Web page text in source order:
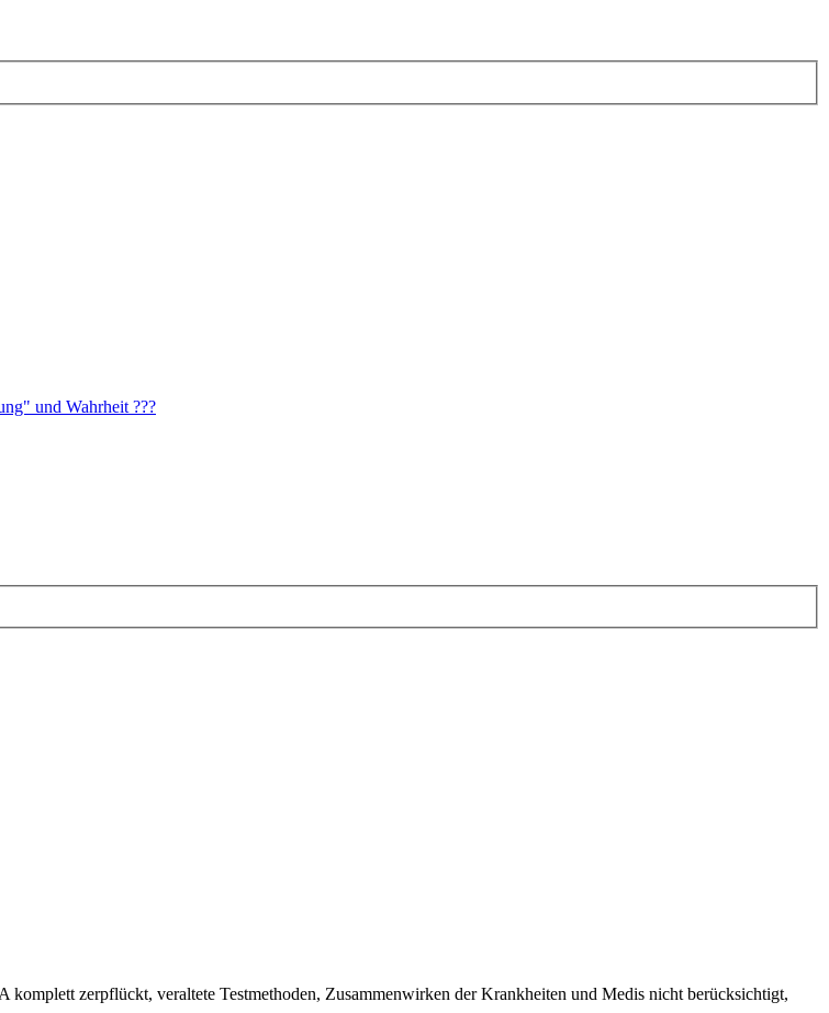
und Wahrheit ???
zerpflückt, veraltete Testmethoden, Zusammenwirken der Krankheiten und Medis nicht berücksichtigt,